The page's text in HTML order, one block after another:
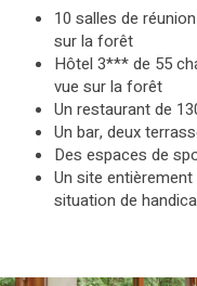
10 salles de
sur la forêt
Hôtel 3*** de 55
vue sur la forêt
Un restaurant de
Un bar, deux
Des espaces de
Un site
situation de